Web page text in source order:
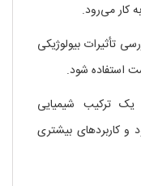
کار می‌رود.
تأثیرات بیولوژیکی
استفاده شود.
یک ترکیب شیمیایی
و کاربردهای بیشتری